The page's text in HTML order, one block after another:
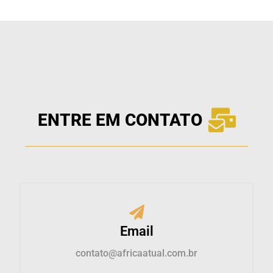
ENTRE EM CONTATO
Email
contato@africaatual.com.br